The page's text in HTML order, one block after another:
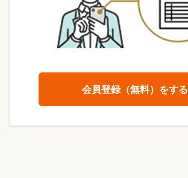
会員登録（無料）をする